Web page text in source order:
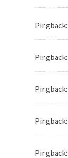
Pingback:
Pingback:
Pingback:
Pingback:
Pingback: